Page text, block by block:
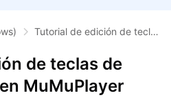
Tutorial de edición de tecla
MuPlayer
de teclas de
MuMuPlayer